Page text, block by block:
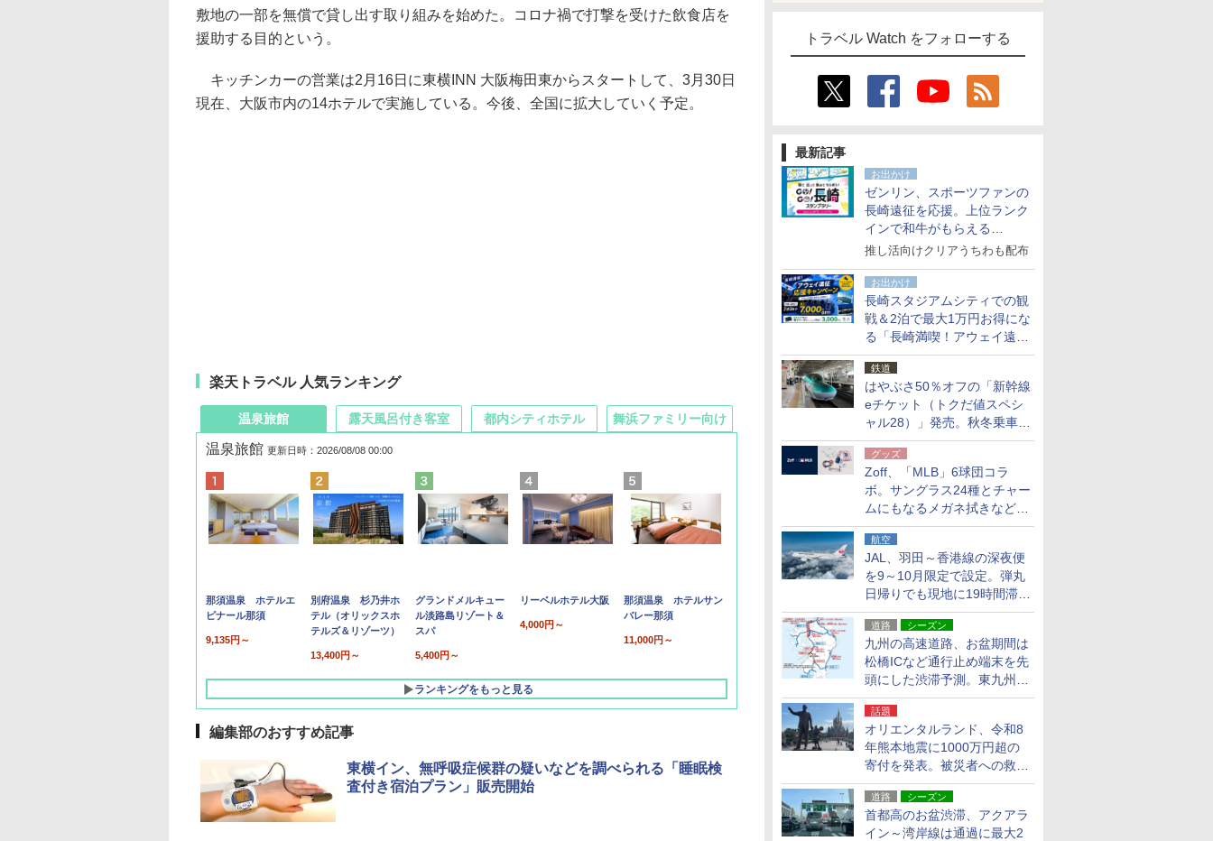
トラベル Watch をフォローする
最新記事
お出かけ
ゼンリン、スポーツファンの
長崎遠征を応援。上位ランク
インで和牛がもらえる
「GO！GO！長崎スタンプラ
推し活向けクリアうちわも配布
お出かけ
長崎スタジアムシティでの観
戦＆2泊で最大1万円お得にな
る「長崎満喫！アウェイ遠征
応援キャンペーン」
鉄道
はやぶさ50％オフの「新幹線
eチケット（トクだ値スペシ
ャル28）」発売。秋冬乗車
分、えきねっと限定
グッズ
Zoff、「MLB」6球団コラ
ボ。サングラス24種とチャー
ムにもなるメガネ拭きなど雑
貨24種
航空
JAL、羽田～香港線の深夜便
を9～10月限定で設定。弾丸
日帰りでも現地に19時間滞在
できる
道路 シーズン
九州の高速道路、お盆期間は
松橋ICなど通行止め端末を先
頭にした渋滞予測。東九州道
への迂回は料金調整を実施
話題
オリエンタルランド、令和8
年熊本地震に1000万円超の
寄付を発表。被災者への救援
活動・復旧支援
道路 シーズン
首都高のお盆渋滞、アクアラ
イン～湾岸線は通過に最大2
敷地の一部を無償で貸し出す取り組みを始めた。コロナ禍で打撃を受けた飲食店を
援助する目的という。
キッチンカーの営業は2月16日に東横INN 大阪梅田東からスタートして、3月30日
現在、大阪市内の14ホテルで実施している。今後、全国に拡大していく予定。
楽天トラベル 人気ランキング
温泉旅館
温泉旅館 更新日時：2026/08/08 00:00
那須温泉 ホテルエ
ピナール那須
9,135円～
別府温泉 杉乃井ホ
テル（オリックスホ
テルズ＆リゾーツ）
13,400円～
グランドメルキュー
ル淡路島リゾート＆
スパ
5,400円～
リーベルホテル大阪
4,000円～
那須温泉 ホテルサン
バレー那須
11,000円～
ランキングをもっと見る
露天風呂付き客室 都内シティホテル 舞浜ファミリー向け
編集部のおすすめ記事
東横イン、無呼吸症候群の疑いなどを調べられる「睡眠検
査付き宿泊プラン」販売開始